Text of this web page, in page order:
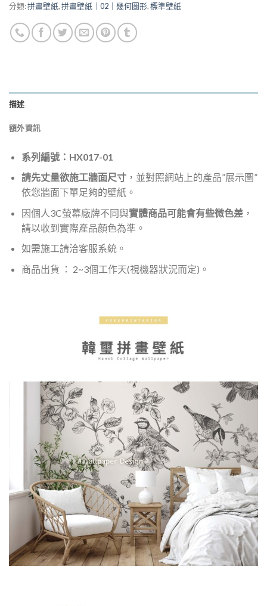
分類:拼畫壁紙,拼畫壁紙｜02｜幾何圖形,標準壁紙
描述
額外資訊
系列編號：HX017-01
請先丈量欲施工牆面尺寸，並對照網站上的產品”展示圖”
依您牆面下單足夠的壁紙。
因個人3C螢幕廠牌不同與實體商品可能會有些微色差，
請以收到實際產品顏色為準。
如需施工請洽客服系統。
商品出貨 ： 2~3個工作天(視機器狀況而定)。